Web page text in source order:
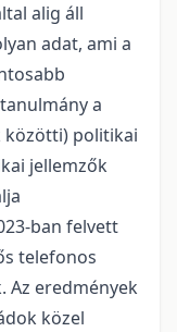
alig áll
adat, ami a
a
közötti) politikai
jellemzők
ban felvett
telefonos
Az eredmények
közel